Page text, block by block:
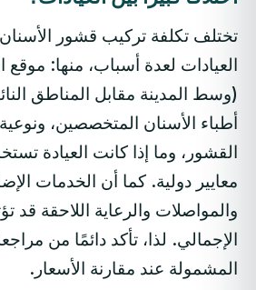
تختلف تكلفة تركيب قشور
العيادات لعدة أسباب، منها: موقع
(وسط المدينة مقابل المناطق
أطباء الأسنان المتخصصين،
القشور، وما إذا كانت العيادة
معايير دولية. كما أن الخدمات
والمواصلات والرعاية اللاحقة قد
الإجمالي. لذا، تأكد دائمًا من
المشمولة عند مقارنة الأسعار.